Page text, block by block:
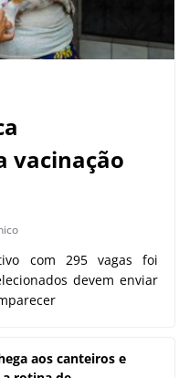
vacinação
com 295 vagas foi
devem enviar
aos canteiros e